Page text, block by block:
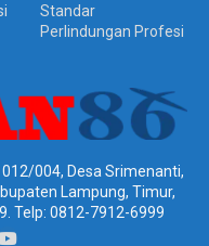
Standar
Perlindungan Profesi
004, Desa Srimenanti,
Lampung, Timur,
Telp: 0812-7912-6999